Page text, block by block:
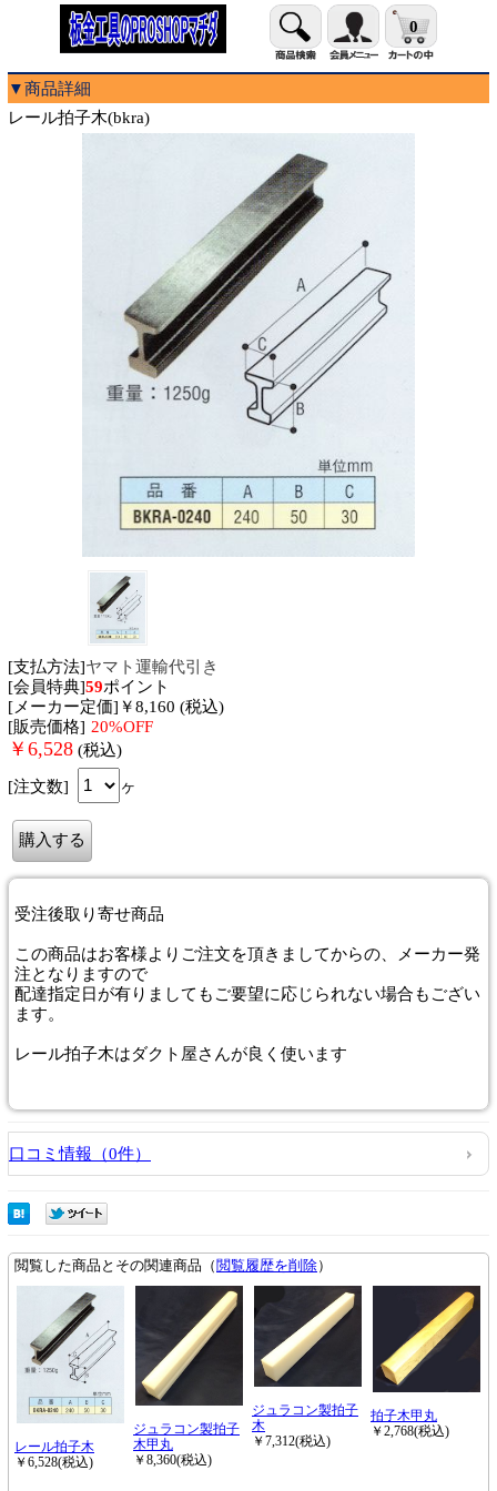
0
▼商品詳細
レール拍子木(bkra)
[支払方法]ヤマト運輸代引き
[会員特典]59ポイント
[メーカー定価]￥8,160 (税込)
[販売価格] 20%OFF
￥ 6,528 (税込)
[注文数] ヶ
受注後取り寄せ商品
この商品はお客様よりご注文を頂きましてからの、メーカー発
注となりますので
配達指定日が有りましてもご要望に応じられない場合もござい
ます。
レール拍子木はダクト屋さんが良く使います
口コミ情報（0件）